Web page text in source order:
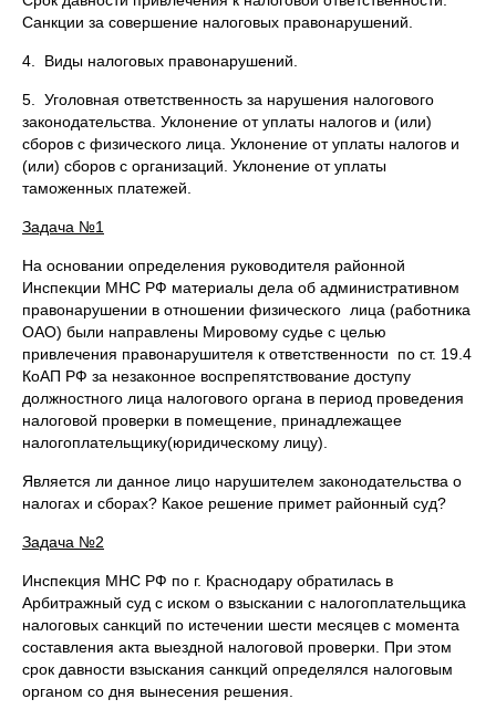
Санкции за совершение налоговых правонарушений.
4. Виды налоговых правонарушений.
5. Уголовная ответственность за нарушения налогового
законодательства. Уклонение от уплаты налогов и (или)
сборов с физического лица. Уклонение от уплаты налогов и
(или) сборов с организаций. Уклонение от уплаты
таможенных платежей.
Задача №1
На основании определения руководителя районной
Инспекции МНС РФ материалы дела об административном
правонарушении в отношении физического лица (работника
ОАО) были направлены Мировому судье с целью
привлечения правонарушителя к ответственности по ст. 19.4
КоАП РФ за незаконное воспрепятствование доступу
должностного лица налогового органа в период проведения
налоговой проверки в помещение, принадлежащее
налогоплательщику(юридическому лицу).
Является ли данное лицо нарушителем законодательства о
налогах и сборах? Какое решение примет районный суд?
Задача №2
Инспекция МНС РФ по г. Краснодару обратилась в
Арбитражный суд с иском о взыскании с налогоплательщика
налоговых санкций по истечении шести месяцев с момента
составления акта выездной налоговой проверки. При этом
срок давности взыскания санкций определялся налоговым
органом со дня вынесения решения.